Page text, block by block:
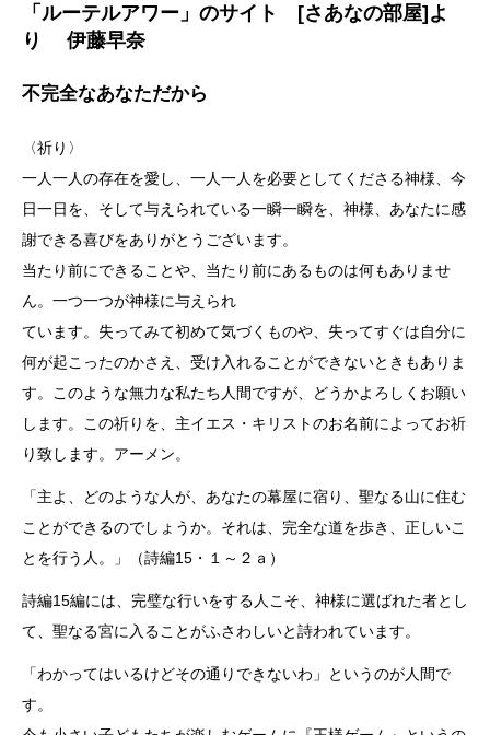
「ルーテルアワー」のサイト [さあなの部屋]よ
り 伊藤早奈
不完全なあなただから
〈祈り〉
一人一人の存在を愛し、一人一人を必要としてくださる神様、今
日一日を、そして与えられている一瞬一瞬を、神様、あなたに感
謝できる喜びをありがとうございます。
当たり前にできることや、当たり前にあるものは何もありませ
ん。一つ一つが神様に与えられ
ています。失ってみて初めて気づくものや、失ってすぐは自分に
何が起こったのかさえ、受け入れることができないときもありま
す。このような無力な私たち人間ですが、どうかよろしくお願い
します。この祈りを、主イエス・キリストのお名前によってお祈
り致します。アーメン。
「主よ、どのような人が、あなたの幕屋に宿り、聖なる山に住む
ことができるのでしょうか。それは、完全な道を歩き、正しいこ
とを行う人。」（詩編15・１～２ａ）
詩編15編には、完璧な行いをする人こそ、神様に選ばれた者とし
て、聖なる宮に入ることがふさわしいと詩われています。
「わかってはいるけどその通りできないわ」というのが人間で
す。